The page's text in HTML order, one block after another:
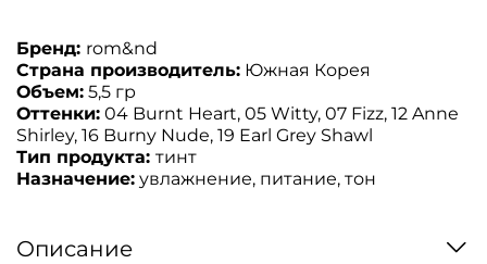
Бренд: rom&nd
Страна производитель: Южная Корея
Объем: 5,5 гр
Оттенки: 04 Burnt Heart, 05 Witty, 07 Fizz, 12 Anne
Shirley, 16 Burny Nude, 19 Earl Grey Shawl
Тип продукта: тинт
Назначение: увлажнение, питание, тон
Описание